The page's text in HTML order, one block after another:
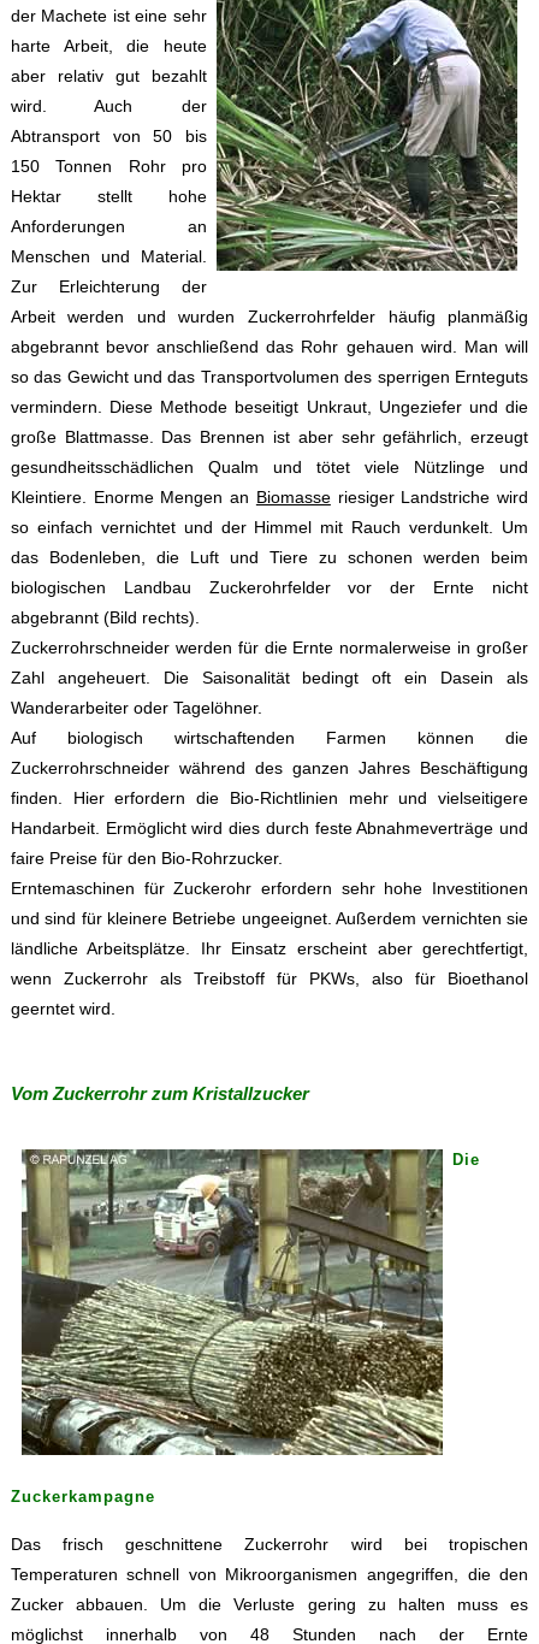
der Machete ist eine sehr
harte Arbeit, die heute
aber relativ gut bezahlt
wird. Auch der
Abtransport von 50 bis
150 Tonnen Rohr pro
Hektar stellt hohe
Anforderungen an
Menschen und Material.
Zur Erleichterung der
Arbeit werden und wurden Zuckerrohrfelder häufig planmäßig
abgebrannt bevor anschließend das Rohr gehauen wird. Man will
so das Gewicht und das Transportvolumen des sperrigen Ernteguts
vermindern. Diese Methode beseitigt Unkraut, Ungeziefer und die
große Blattmasse. Das Brennen ist aber sehr gefährlich, erzeugt
gesundheitsschädlichen Qualm und tötet viele Nützlinge und
Kleintiere. Enorme Mengen an Biomasseriesiger Landstriche wird
so einfach vernichtet und der Himmel mit Rauch verdunkelt. Um
das Bodenleben, die Luft und Tiere zu schonen werden beim
biologischen Landbau Zuckerohrfelder vor der Ernte nicht
abgebrannt (Bild rechts).
Zuckerrohrschneider werden für die Ernte normalerweise in großer
Zahl angeheuert. Die Saisonalität bedingt oft ein Dasein als
Wanderarbeiter oder Tagelöhner.
Auf biologisch wirtschaftenden Farmen können die
Zuckerrohrschneider während des ganzen Jahres Beschäftigung
finden. Hier erfordern die Bio-Richtlinien mehr und vielseitigere
Handarbeit. Ermöglicht wird dies durch feste Abnahmeverträge und
faire Preise für den Bio-Rohrzucker.
Erntemaschinen für Zuckerohr erfordern sehr hohe Investitionen
und sind für kleinere Betriebe ungeeignet. Außerdem vernichten sie
ländliche Arbeitsplätze. Ihr Einsatz erscheint aber gerechtfertigt,
wenn Zuckerrohr als Treibstoff für PKWs, also für Bioethanol
geerntet wird.
Vom Zuckerrohr zum Kristallzucker
Die
Zuckerkampagne
Das frisch geschnittene Zuckerrohr wird bei tropischen
Temperaturen schnell von Mikroorganismen angegriffen, die den
Zucker abbauen. Um die Verluste gering zu halten muss es
möglichst innerhalb von 48 Stunden nach der Ernte